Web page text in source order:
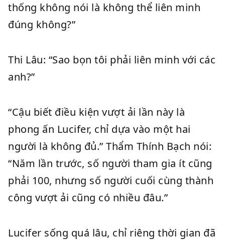
thống không nói là không thể liên minh
đúng không?”
Thi Lâu: “Sao bọn tôi phải liên minh với các
anh?”
“Cậu biết điều kiện vượt ải lần này là
phong ấn Lucifer, chỉ dựa vào một hai
người là không đủ.” Thẩm Thính Bạch nói:
“Năm lần trước, số người tham gia ít cũng
phải 100, nhưng số người cuối cùng thành
công vượt ải cũng có nhiều đâu.”
Lucifer sống quá lâu, chỉ riêng thời gian đã